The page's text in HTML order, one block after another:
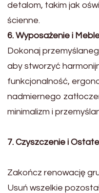
detalom, takim jak
ścienne.
6. Wyposażenie i
Dokonaj
aby stworzyć
funkcjonalność,
nadmiernego
minimalizm i
7. Czyszczenie i
Zakończ renowację
Usuń wszelkie